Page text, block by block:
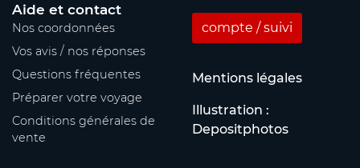
Aide et contact
Nos coordonnées
Vos avis / nos réponses
Questions fréquentes
Préparer votre voyage
Conditions générales de
vente
compte / suivi
Mentions légales
Illustration :
Depositphotos